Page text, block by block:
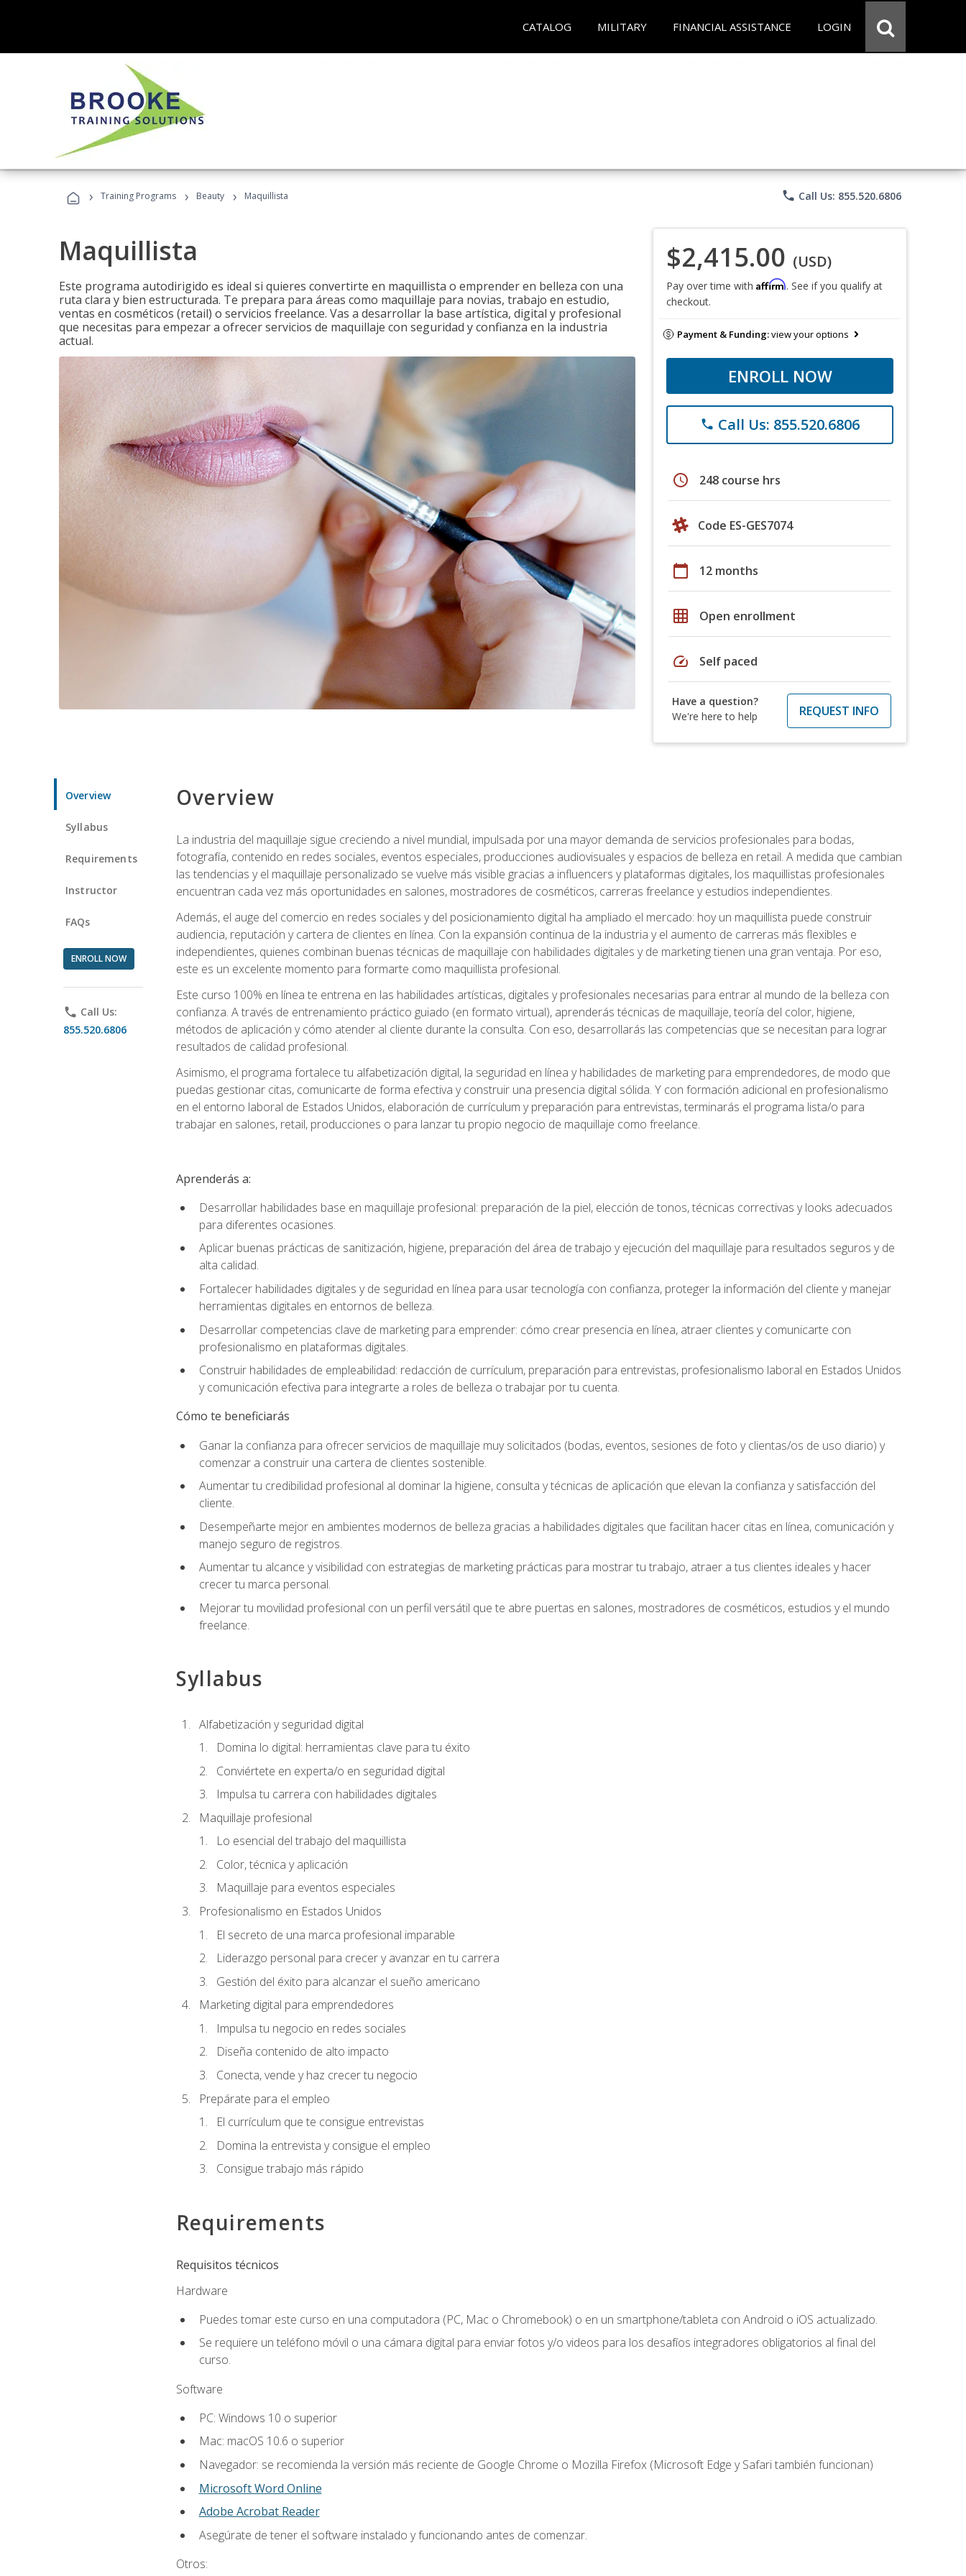
CATALOG MILITARY FINANCIAL ASSISTANCE LOGIN
› Training Programs › Beauty › Maquillista phone Call Us: 855.520.6806
Maquillista
Este programa autodirigido es ideal si quieres convertirte en maquillista o emprender en belleza con una
ruta clara y bien estructurada. Te prepara para áreas como maquillaje para novias, trabajo en estudio,
ventas en cosméticos (retail) o servicios freelance. Vas a desarrollar la base artística, digital y profesional
que necesitas para empezar a ofrecer servicios de maquillaje con seguridad y confianza en la industria
actual.
$2,415.00 (USD)
Pay over time with Affirm. See if you qualify at
checkout.
Payment & Funding:view your options
ENROLL NOW
phone Call Us: 855.520.6806
schedule 248 course hrs
Code ES-GES7074
calendar_today 12 months
grid_on Open enrollment
speed Self paced
Have a question?
We're here to help
REQUEST INFO
Overview
Syllabus
Requirements
Instructor
FAQs
ENROLL NOW
phone Call Us:
855.520.6806
Overview
La industria del maquillaje sigue creciendo a nivel mundial, impulsada por una mayor demanda de servicios profesionales para bodas,
fotografía, contenido en redes sociales, eventos especiales, producciones audiovisuales y espacios de belleza en retail. A medida que cambian
las tendencias y el maquillaje personalizado se vuelve más visible gracias a influencers y plataformas digitales, los maquillistas profesionales
encuentran cada vez más oportunidades en salones, mostradores de cosméticos, carreras freelance y estudios independientes.
Además, el auge del comercio en redes sociales y del posicionamiento digital ha ampliado el mercado: hoy un maquillista puede construir
audiencia, reputación y cartera de clientes en línea. Con la expansión continua de la industria y el aumento de carreras más flexibles e
independientes, quienes combinan buenas técnicas de maquillaje con habilidades digitales y de marketing tienen una gran ventaja. Por eso,
este es un excelente momento para formarte como maquillista profesional.
Este curso 100% en línea te entrena en las habilidades artísticas, digitales y profesionales necesarias para entrar al mundo de la belleza con
confianza. A través de entrenamiento práctico guiado (en formato virtual), aprenderás técnicas de maquillaje, teoría del color, higiene,
métodos de aplicación y cómo atender al cliente durante la consulta. Con eso, desarrollarás las competencias que se necesitan para lograr
resultados de calidad profesional.
Asimismo, el programa fortalece tu alfabetización digital, la seguridad en línea y habilidades de marketing para emprendedores, de modo que
puedas gestionar citas, comunicarte de forma efectiva y construir una presencia digital sólida. Y con formación adicional en profesionalismo
en el entorno laboral de Estados Unidos, elaboración de currículum y preparación para entrevistas, terminarás el programa lista/o para
trabajar en salones, retail, producciones o para lanzar tu propio negocio de maquillaje como freelance.
Aprenderás a:
Desarrollar habilidades base en maquillaje profesional: preparación de la piel, elección de tonos, técnicas correctivas y looks adecuados
para diferentes ocasiones.
Aplicar buenas prácticas de sanitización, higiene, preparación del área de trabajo y ejecución del maquillaje para resultados seguros y de
alta calidad.
Fortalecer habilidades digitales y de seguridad en línea para usar tecnología con confianza, proteger la información del cliente y manejar
herramientas digitales en entornos de belleza.
Desarrollar competencias clave de marketing para emprender: cómo crear presencia en línea, atraer clientes y comunicarte con
profesionalismo en plataformas digitales.
Construir habilidades de empleabilidad: redacción de currículum, preparación para entrevistas, profesionalismo laboral en Estados Unidos
y comunicación efectiva para integrarte a roles de belleza o trabajar por tu cuenta.
Cómo te beneficiarás
Ganar la confianza para ofrecer servicios de maquillaje muy solicitados (bodas, eventos, sesiones de foto y clientas/os de uso diario) y
comenzar a construir una cartera de clientes sostenible.
Aumentar tu credibilidad profesional al dominar la higiene, consulta y técnicas de aplicación que elevan la confianza y satisfacción del
cliente.
Desempeñarte mejor en ambientes modernos de belleza gracias a habilidades digitales que facilitan hacer citas en línea, comunicación y
manejo seguro de registros.
Aumentar tu alcance y visibilidad con estrategias de marketing prácticas para mostrar tu trabajo, atraer a tus clientes ideales y hacer
crecer tu marca personal.
Mejorar tu movilidad profesional con un perfil versátil que te abre puertas en salones, mostradores de cosméticos, estudios y el mundo
freelance.
Syllabus
Alfabetización y seguridad digital
Domina lo digital: herramientas clave para tu éxito
Conviértete en experta/o en seguridad digital
Impulsa tu carrera con habilidades digitales
Maquillaje profesional
Lo esencial del trabajo del maquillista
Color, técnica y aplicación
Maquillaje para eventos especiales
Profesionalismo en Estados Unidos
El secreto de una marca profesional imparable
Liderazgo personal para crecer y avanzar en tu carrera
Gestión del éxito para alcanzar el sueño americano
Marketing digital para emprendedores
Impulsa tu negocio en redes sociales
Diseña contenido de alto impacto
Conecta, vende y haz crecer tu negocio
Prepárate para el empleo
El currículum que te consigue entrevistas
Domina la entrevista y consigue el empleo
Consigue trabajo más rápido
Requirements
Requisitos técnicos
Hardware
Puedes tomar este curso en una computadora (PC, Mac o Chromebook) o en un smartphone/tableta con Android o iOS actualizado.
Se requiere un teléfono móvil o una cámara digital para enviar fotos y/o videos para los desafíos integradores obligatorios al final del
curso.
Software
PC: Windows 10 o superior
Mac: macOS 10.6 o superior
Navegador: se recomienda la versión más reciente de Google Chrome o Mozilla Firefox (Microsoft Edge y Safari también funcionan)
Microsoft Word Online
Adobe Acrobat Reader
Asegúrate de tener el software instalado y funcionando antes de comenzar.
Otros: